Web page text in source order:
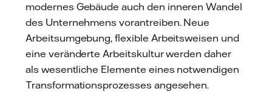
modernes Gebäude auch den inneren Wandel
des Unternehmens vorantreiben. Neue
Arbeitsumgebung, flexible Arbeitsweisen und
eine veränderte Arbeitskultur werden daher
als wesentliche Elemente eines notwendigen
Transformationsprozesses angesehen.